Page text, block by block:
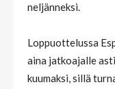
neljänneksi.
Loppuottelussa
aina jatkoajalle
kuumaksi, sillä